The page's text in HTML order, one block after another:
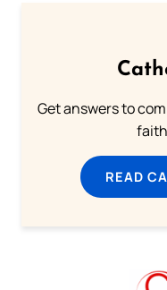
Get answers to
READ